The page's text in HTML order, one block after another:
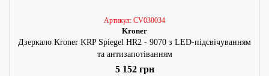
Артикул: CV030034
Kroner
Дзеркало Kroner KRP Spiegel HR2 - 9070 з LED-підсвічуванням
та антизапотіванням
5 152 грн